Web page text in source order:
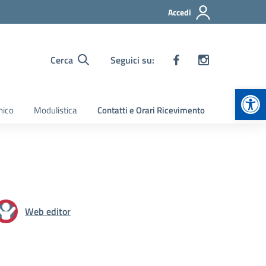
Accedi
Cerca Seguici su:
Modulistica Contatti e Orari Ricevimento
Web editor